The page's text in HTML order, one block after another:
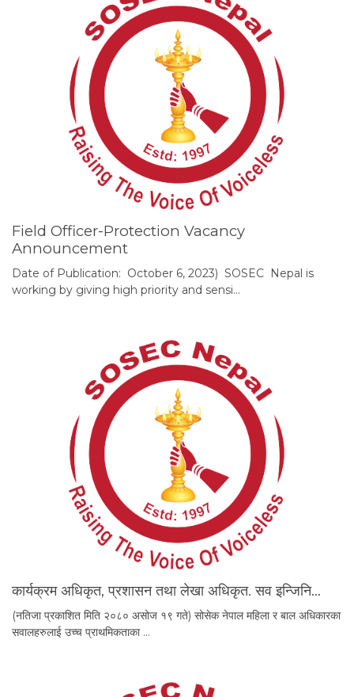
Field Officer-Protection Vacancy
Announcement
Date of Publication: October 6, 2023) SOSEC Nepal is
working by giving high priority and sensi…
कार्यक्रम अधिकृत, प्रशासन तथा लेखा अधिकृत. सव इन्जिनि…
(नतिजा प्रकाशित मिति २०८० असोज १९ गते) सोसेक नेपाल महिला र बाल अधिकारका
सवालहरुलाई उच्च प्राथमिकताका …